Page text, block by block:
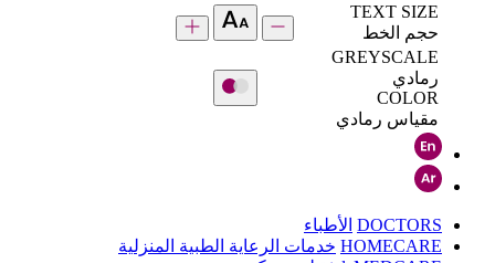
TEXT SIZE
حجم الخط
GREYSCALE
رمادي
COLOR
مقياس رمادي
DOCTORS الأطباء
HOMECARE خدمات الرعاية الطبية المنزلية